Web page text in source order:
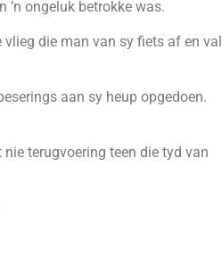
’n ongeluk betrokke was.
vlieg die man van sy fiets af en val
aan sy heup opgedoen.
terugvoering teen die tyd van